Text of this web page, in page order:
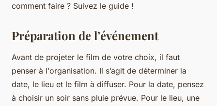
comment faire ? Suivez le guide !
Préparation de l’événement
Avant de projeter le film de votre choix, il faut
penser à l’organisation. Il s’agit de déterminer la
date, le lieu et le film à diffuser. Pour la date, pensez
à choisir un soir sans pluie prévue. Pour le lieu, une